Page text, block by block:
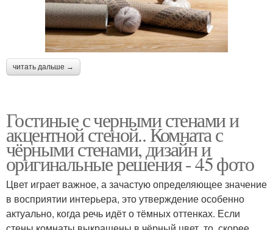
читать дальше →
Гостиные с черными стенами и
акцентной стеной.. Комната с
чёрными стенами, дизайн и
оригинальные решения - 45 фото
Цвет играет важное, а зачастую определяющее значение
в восприятии интерьера, это утверждение особенно
актуально, когда речь идёт о тёмных оттенках. Если